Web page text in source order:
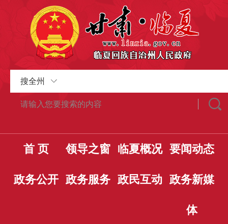
搜全州
首 页 领导之窗 临夏概况 要闻动态
政务公开 政务服务 政民互动 政务新媒
体